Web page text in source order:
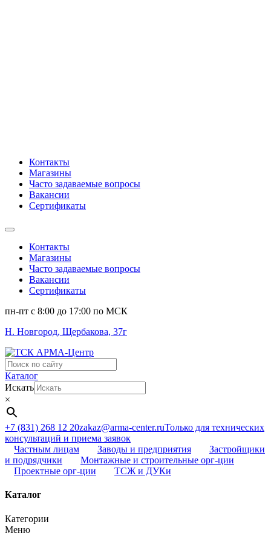
Контакты
Магазины
Часто задаваемые вопросы
Вакансии
Сертификаты
Контакты
Магазины
Часто задаваемые вопросы
Вакансии
Сертификаты
пн-пт c 8:00 до 17:00 по МСК
Н. Новгород, Щербакова, 37г
Поиск
...
Каталог
Искать
×
+7 (831) 268 12 20zakaz@arma-center.ruТолько для технических
консультаций и приема заявок
Частным лицам
Заводы и предприятия
Застройщики
и подрядчики
Монтажные и строительные орг-ции
Проектные орг-ции
ТСЖ и ДУКи
Каталог
Категории
Меню